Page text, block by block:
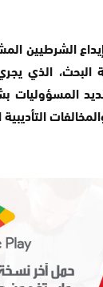
الشرطيين
البحث، الذي
التأديبية